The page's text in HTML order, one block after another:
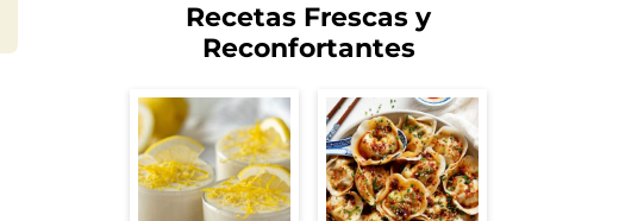
Recetas Frescas y
Reconfortantes